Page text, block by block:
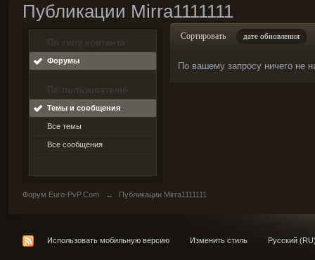
Публикации Mirra1111111
По типу контента
Форумы
По пользователю
Темы и сообщения
Все темы
Все сообщения
Сортировать дате обновления
По вашему запросу ничего не
Форум Euro-PvP.Com → Публикации Mirra1111111
Использовать мобильную версию Изменить стиль Русский